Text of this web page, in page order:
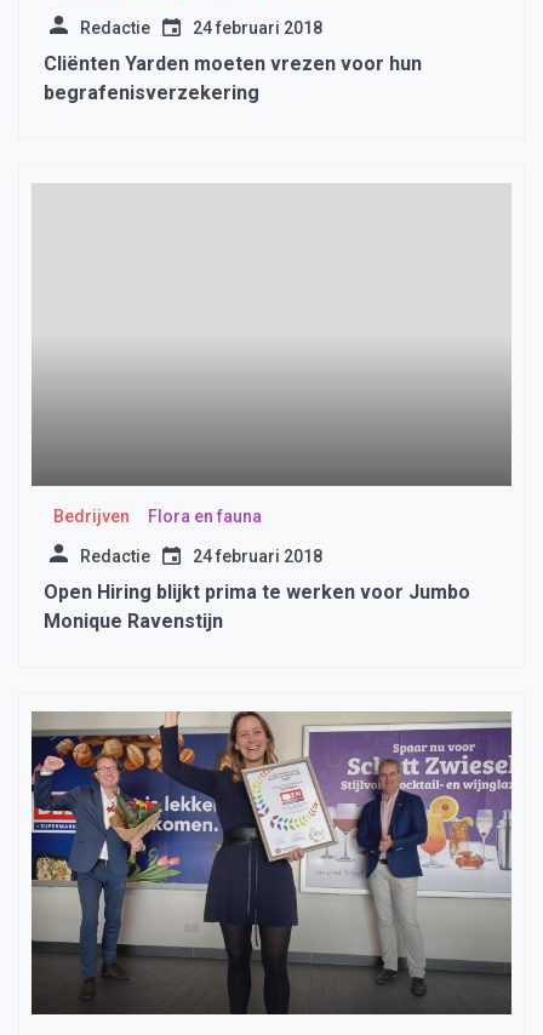
Redactie 24 februari 2018
Cliënten Yarden moeten vrezen voor hun
begrafenisverzekering
Bedrijven Flora en fauna
Redactie 24 februari 2018
Open Hiring blijkt prima te werken voor Jumbo
Monique Ravenstijn